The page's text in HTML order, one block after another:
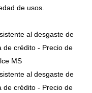
de usos.
al desgaste de
de crédito - Precio de
MS
al desgaste de
de crédito - Precio de